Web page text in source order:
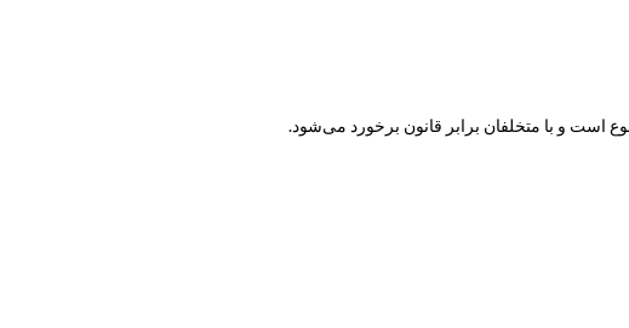
است و با متخلفان برابر قانون برخورد می‌شود.